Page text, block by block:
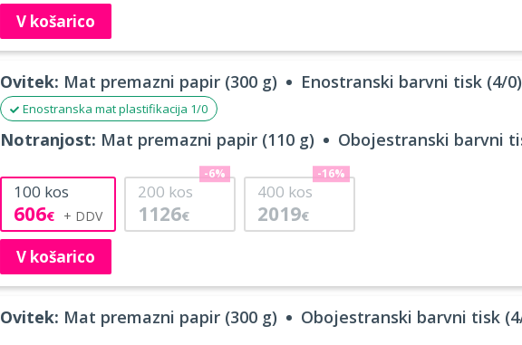
V košarico
Ovitek: Mat premazni papir (300 g) Enostranski barvni tisk (4/0)
Enostranska mat plastifikacija 1/0
Notranjost: Mat premazni papir (110 g) Obojestranski barvni
100 kos
606€
200 kos
1126€
-6%
400 kos
2019€
-16%
V košarico
Ovitek: Mat premazni papir (300 g) Obojestranski barvni tisk